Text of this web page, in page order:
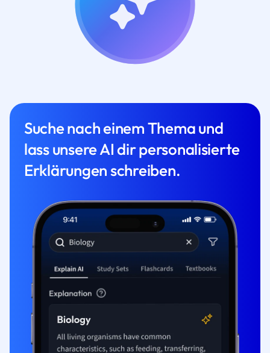
Suche nach einem Thema und
lass unsere AI dir personalisierte
Erklärungen schreiben.